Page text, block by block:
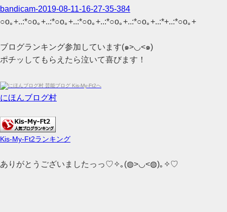
bandicam-2019-08-11-16-27-35-384
○o｡+..:*○o｡+..:*○o｡+..:*○o｡+..:*○o｡+..:*○o｡+..:*+..:*○o｡+
ブログランキング参加しています(๑>◡<๑)
ポチッしてもらえたら泣いて喜びます！
にほんブログ村
Kis-My-Ft2ランキング
ありがとうございましたっっ♡✧｡(◍>◡<◍)｡✧♡